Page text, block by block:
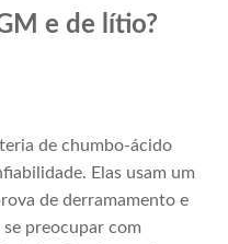
e de lítio?
de chumbo-ácido
Elas usam um
de derramamento e
preocupar com